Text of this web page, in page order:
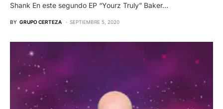
Shank En este segundo EP “Yourz Truly” Baker…
BY GRUPO CERTEZA SEPTIEMBRE 5, 2020